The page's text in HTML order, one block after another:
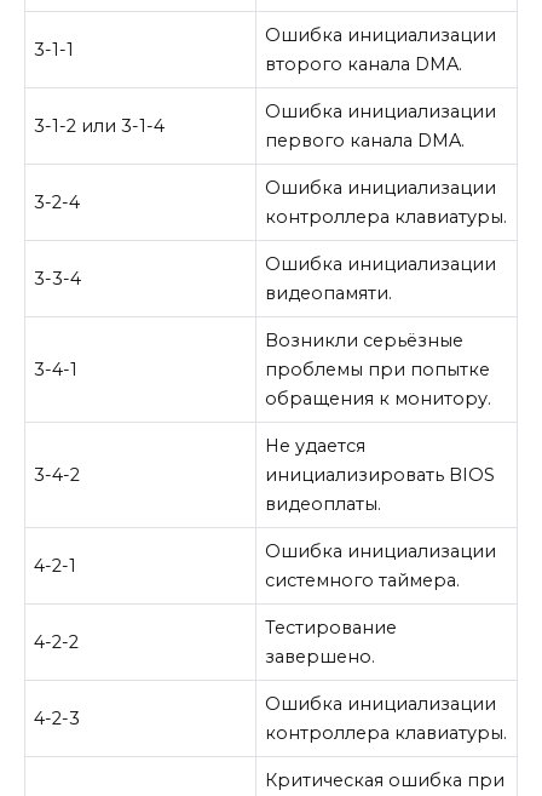
3-1-1
Ошибка инициализации
второго канала DMA.
3-1-2 или 3-1-4
Ошибка инициализации
первого канала DMA.
3-2-4
Ошибка инициализации
контроллера клавиатуры.
3-3-4
Ошибка инициализации
видеопамяти.
3-4-1
Возникли серьёзные
проблемы при попытке
обращения к монитору.
3-4-2
Не удается
инициализировать BIOS
видеоплаты.
4-2-1
Ошибка инициализации
системного таймера.
4-2-2
Тестирование
завершено.
4-2-3
Ошибка инициализации
контроллера клавиатуры.
Критическая ошибка при